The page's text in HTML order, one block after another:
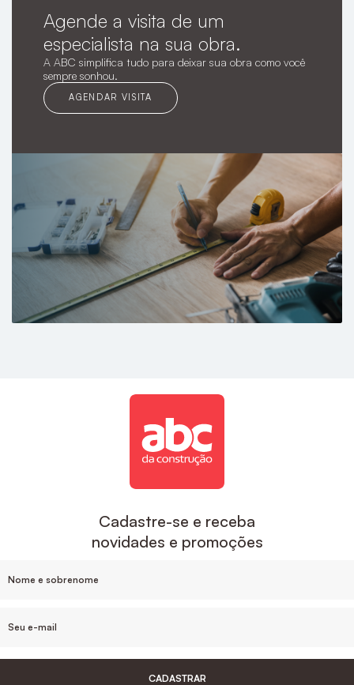
Agende a visita de um
especialista na sua obra.
A ABC simplifica tudo para deixar sua obra como você
sempre sonhou.
AGENDAR VISITA
Cadastre-se e receba
novidades e promoções
CADASTRAR